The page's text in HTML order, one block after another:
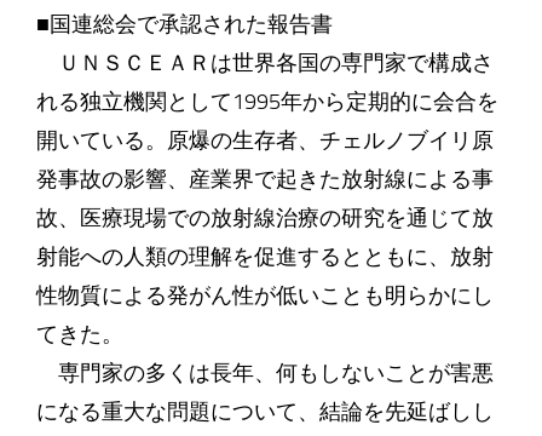
■国連総会で承認された報告書
ＵＮＳＣＥＡＲは世界各国の専門家で構成さ
れる独立機関として1995年から定期的に会合を
開いている。原爆の生存者、チェルノブイリ原
発事故の影響、産業界で起きた放射線による事
故、医療現場での放射線治療の研究を通じて放
射能への人類の理解を促進するとともに、放射
性物質による発がん性が低いことも明らかにし
てきた。
専門家の多くは長年、何もしないことが害悪
になる重大な問題について、結論を先延ばしし